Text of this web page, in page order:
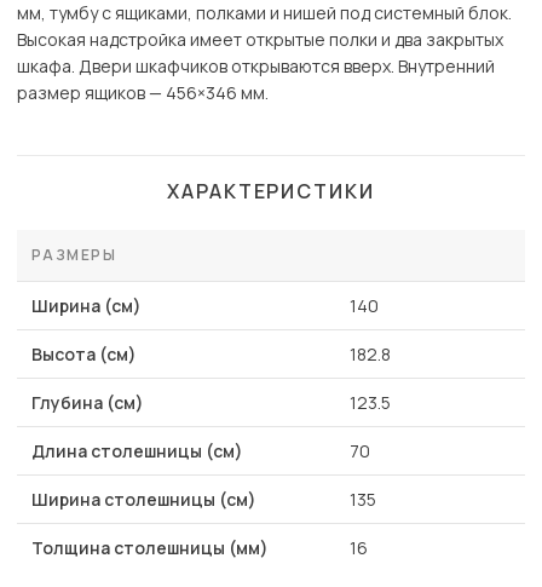
мм, тумбу с ящиками, полками и нишей под системный блок.
Высокая надстройка имеет открытые полки и два закрытых
шкафа. Двери шкафчиков открываются вверх. Внутренний
размер ящиков — 456×346 мм.
ХАРАКТЕРИСТИКИ
РАЗМЕРЫ
Ширина (см) 140
Высота (см) 182.8
Глубина (см) 123.5
Длина столешницы (см) 70
Ширина столешницы (см) 135
Толщина столешницы (мм) 16